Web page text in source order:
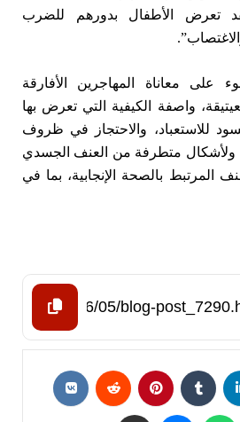
تعرض الأطفال بدورهم للضرب
معاناة المهاجرين الأفارقة
واصفة الكيفية التي تعرض بها
للاستعباد، والاحتجاز في ظروف
ولأشكال متطرفة من العنف الجسدي
المرتبط بالصحة الإنجابية، بما في